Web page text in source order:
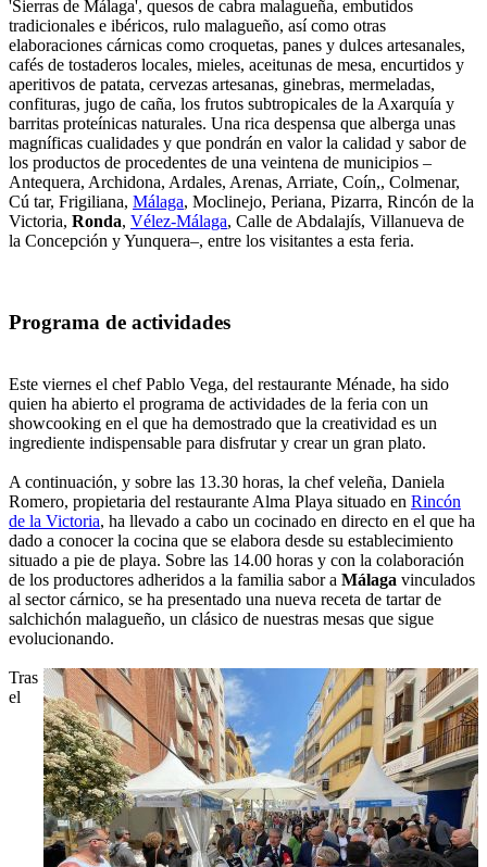
'Sierras de Málaga', quesos de cabra malagueña, embutidos
tradicionales e ibéricos, rulo malagueño, así como otras
elaboraciones cárnicas como croquetas, panes y dulces artesanales,
cafés de tostaderos locales, mieles, aceitunas de mesa, encurtidos y
aperitivos de patata, cervezas artesanas, ginebras, mermeladas,
confituras, jugo de caña, los frutos subtropicales de la Axarquía y
barritas proteínicas naturales. Una rica despensa que alberga unas
magníficas cualidades y que pondrán en valor la calidad y sabor de
los productos de procedentes de una veintena de municipios –
Antequera, Archidona, Ardales, Arenas, Arriate, Coín,, Colmenar,
Cú tar, Frigiliana, Málaga, Moclinejo, Periana, Pizarra, Rincón de la
Victoria, Ronda, Vélez-Málaga, Calle de Abdalajís, Villanueva de
la Concepción y Yunquera–, entre los visitantes a esta feria.
Programa de actividades
Este viernes el chef Pablo Vega, del restaurante Ménade, ha sido
quien ha abierto el programa de actividades de la feria con un
showcooking en el que ha demostrado que la creatividad es un
ingrediente indispensable para disfrutar y crear un gran plato.
A continuación, y sobre las 13.30 horas, la chef veleña, Daniela
Romero, propietaria del restaurante Alma Playa situado en Rincón
de la Victoria, ha llevado a cabo un cocinado en directo en el que ha
dado a conocer la cocina que se elabora desde su establecimiento
situado a pie de playa. Sobre las 14.00 horas y con la colaboración
de los productores adheridos a la familia sabor a Málaga vinculados
al sector cárnico, se ha presentado una nueva receta de tartar de
salchichón malagueño, un clásico de nuestras mesas que sigue
evolucionando.
Tras
el